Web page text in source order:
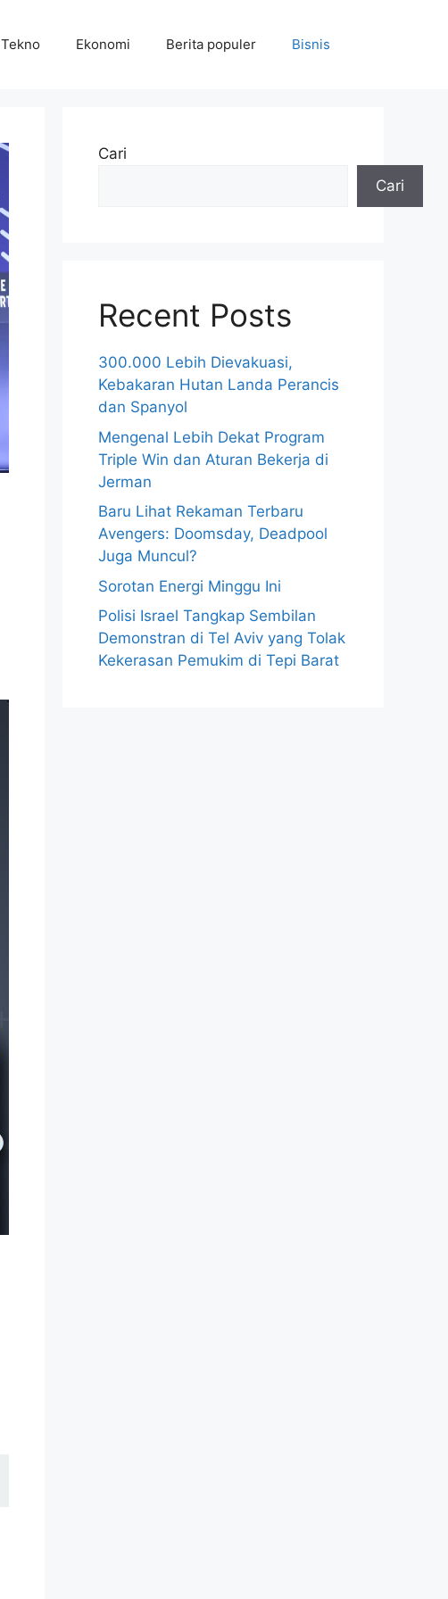
Tekno Ekonomi Berita populer Bisnis
Cari
Cari
Recent Posts
300.000 Lebih Dievakuasi,
Kebakaran Hutan Landa Perancis
dan Spanyol
Mengenal Lebih Dekat Program
Triple Win dan Aturan Bekerja di
Jerman
Baru Lihat Rekaman Terbaru
Avengers: Doomsday, Deadpool
Juga Muncul?
Sorotan Energi Minggu Ini
Polisi Israel Tangkap Sembilan
Demonstran di Tel Aviv yang Tolak
Kekerasan Pemukim di Tepi Barat